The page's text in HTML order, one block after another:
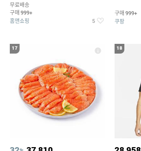
팩 추가증정)
무료배송
구매 999+
홈앤쇼핑 5
구매 999+
쿠팡
17 18